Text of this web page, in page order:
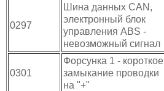
0297
Шина данных CAN,
электронный блок
управления ABS -
невозможный сигнал
0301
Форсунка 1 - короткое
замыкание проводки
на "+"